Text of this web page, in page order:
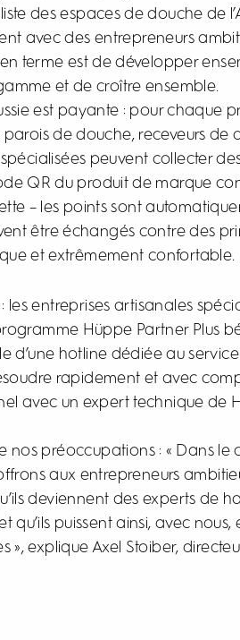
des espaces de douche de
avec des entrepreneurs
terme est de développer
et de croître ensemble.
est payante : pour chaque
de douche, receveurs de
peuvent collecter
QR du produit de marque
– les points sont
être échangés contre des
et extrêmement confortable.
les entreprises artisanales
Hüppe Partner Plus
d’une hotline dédiée au
rapidement et avec
avec un expert technique de
nos préoccupations : « Dans
aux entrepreneurs
deviennent des experts de
qu’ils puissent ainsi, avec
», explique Axel Stoiber,